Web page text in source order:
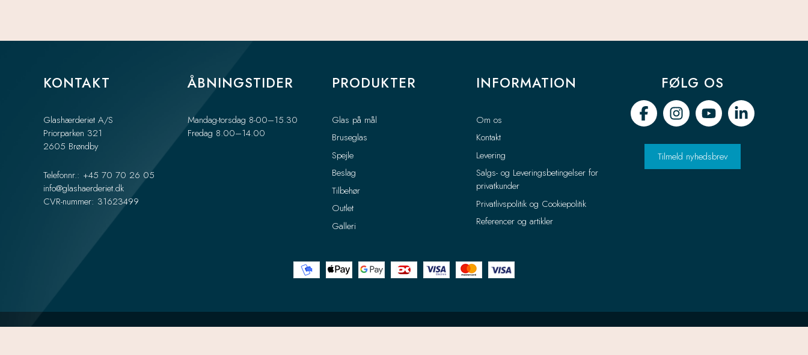
KONTAKT
Glashærderiet A/S
Priorparken 321
2605 Brøndby
Telefonnr.: +45 70 70 26 05
info@glashaerderiet.dk
CVR-nummer: 31623499
ÅBNINGSTIDER
Mandag-torsdag 8-00–15.30
Fredag 8.00–14.00
PRODUKTER
Glas på mål
Bruseglas
Spejle
Beslag
Tilbehør
Outlet
Galleri
INFORMATION
Om os
Kontakt
Levering
Salgs- og Leveringsbetingelser for
privatkunder
Privatlivspolitik og Cookiepolitik
Referencer og artikler
FØLG OS
Tilmeld nyhedsbrev